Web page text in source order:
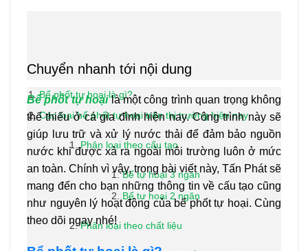
Chuyển nhanh tới nội dung
Bể phốt tự hoại là gì?
Các loại bể phốt tự hoại trên thị trường hiện nay
Phân loại theo cấu tạo
Bể tự hoại 3 ngăn
Bể tự hoại 2 ngăn
Phân loại theo chất liệu
Bể phốt tự hoạilà một công trình quan trọng không
thể thiếu ở cá gia đình hiện nay. Công trình này sẽ
giúp lưu trữ và xử lý nước thải để đảm bảo nguồn
nước khi được xả ra ngoài môi trường luôn ở mức
an toàn. Chính vì vậy, trong bài viết này, Tấn Phát sẽ
mang đến cho bạn những thông tin về cấu tạo cũng
như nguyên lý hoạt động của bể phốt tự hoại. Cùng
theo dõi ngay nhé!